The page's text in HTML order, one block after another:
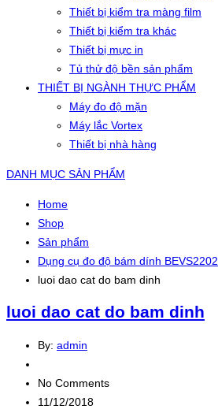
Thiết bị kiểm tra màng film
Thiết bị kiểm tra khác
Thiết bị mực in
Tủ thử độ bền sản phẩm
THIẾT BỊ NGÀNH THỰC PHẨM
Máy đo độ mặn
Máy lắc Vortex
Thiết bị nhà hàng
DANH MỤC SẢN PHẨM
Home
Shop
Sản phẩm
Dụng cụ đo độ bám dính BEVS2202
luoi dao cat do bam dinh
luoi dao cat do bam dinh
By: admin
No Comments
11/12/2018